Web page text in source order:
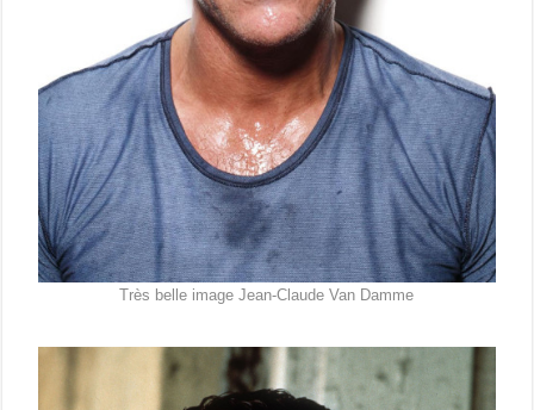
Très belle image Jean-Claude Van Damme